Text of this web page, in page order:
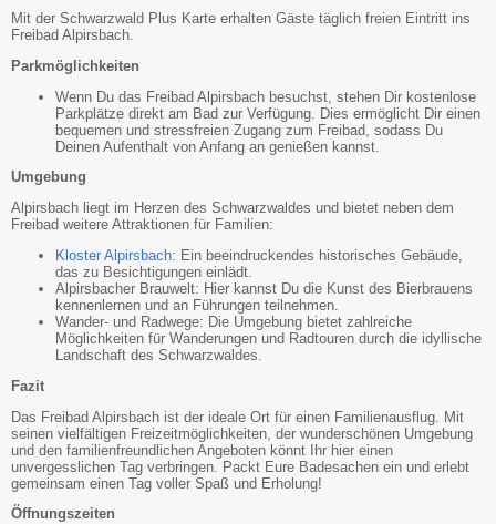
Mit der Schwarzwald Plus Karte erhalten Gäste täglich freien Eintritt ins
Freibad Alpirsbach.
Parkmöglichkeiten
Wenn Du das Freibad Alpirsbach besuchst, stehen Dir kostenlose
Parkplätze direkt am Bad zur Verfügung. Dies ermöglicht Dir einen
bequemen und stressfreien Zugang zum Freibad, sodass Du
Deinen Aufenthalt von Anfang an genießen kannst.
Umgebung
Alpirsbach liegt im Herzen des Schwarzwaldes und bietet neben dem
Freibad weitere Attraktionen für Familien:
Kloster Alpirsbach: Ein beeindruckendes historisches Gebäude,
das zu Besichtigungen einlädt.
Alpirsbacher Brauwelt: Hier kannst Du die Kunst des Bierbrauens
kennenlernen und an Führungen teilnehmen.
Wander- und Radwege: Die Umgebung bietet zahlreiche
Möglichkeiten für Wanderungen und Radtouren durch die idyllische
Landschaft des Schwarzwaldes.
Fazit
Das Freibad Alpirsbach ist der ideale Ort für einen Familienausflug. Mit
seinen vielfältigen Freizeitmöglichkeiten, der wunderschönen Umgebung
und den familienfreundlichen Angeboten könnt Ihr hier einen
unvergesslichen Tag verbringen. Packt Eure Badesachen ein und erlebt
gemeinsam einen Tag voller Spaß und Erholung!
Öffnungszeiten